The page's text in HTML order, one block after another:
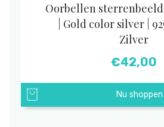
Oorbellen
| Gold color silver |
Zilver
€42,00
Nu shoppen